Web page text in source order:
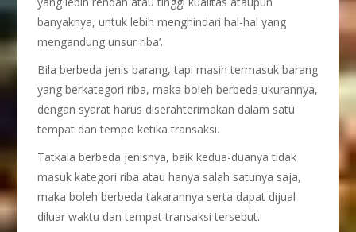
banyaknya, untuk lebih menghindari hal-hal yang
mengandung unsur riba’.
Bila berbeda jenis barang, tapi masih termasuk barang
yang berkategori riba, maka boleh berbeda ukurannya,
dengan syarat harus diserahterimakan dalam satu
tempat dan tempo ketika transaksi.
Tatkala berbeda jenisnya, baik kedua-duanya tidak
masuk kategori riba atau hanya salah satunya saja,
maka boleh berbeda takarannya serta dapat dijual
diluar waktu dan tempat transaksi tersebut.